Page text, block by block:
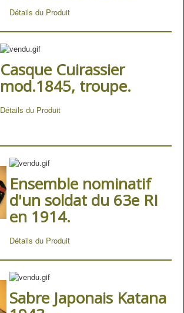
Détails du Produit
Casque Cuirassier
mod.1845, troupe.
Détails du Produit
Ensemble nominatif
d'un soldat du 63e RI
en 1914.
Détails du Produit
Sabre Japonais Katana